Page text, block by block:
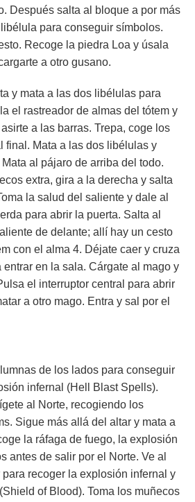
Después salta al bloque a por más
para conseguir símbolos.
Recoge la piedra Loa y úsala
a otro gusano.
y mata a las dos libélulas para
el rastreador de almas del tótem y
a las barras. Trepa, coge los
final. Mata a las dos libélulas y
al pájaro de arriba del todo.
extra, gira a la derecha y salta
la salud del saliente y dale al
para abrir la puerta. Salta al
de delante; allí hay un cesto
con el alma 4. Déjate caer y cruza
entrar en la sala. Cárgate al mago y
el interruptor central para abrir
a otro mago. Entra y sal por el
de los lados para conseguir
infernal (Hell Blast Spells).
al Norte, recogiendo los
Sigue más allá del altar y mata a
la ráfaga de fuego, la explosión
antes de salir por el Norte. Ve al
recoger la explosión infernal y
of Blood). Toma los muñecos